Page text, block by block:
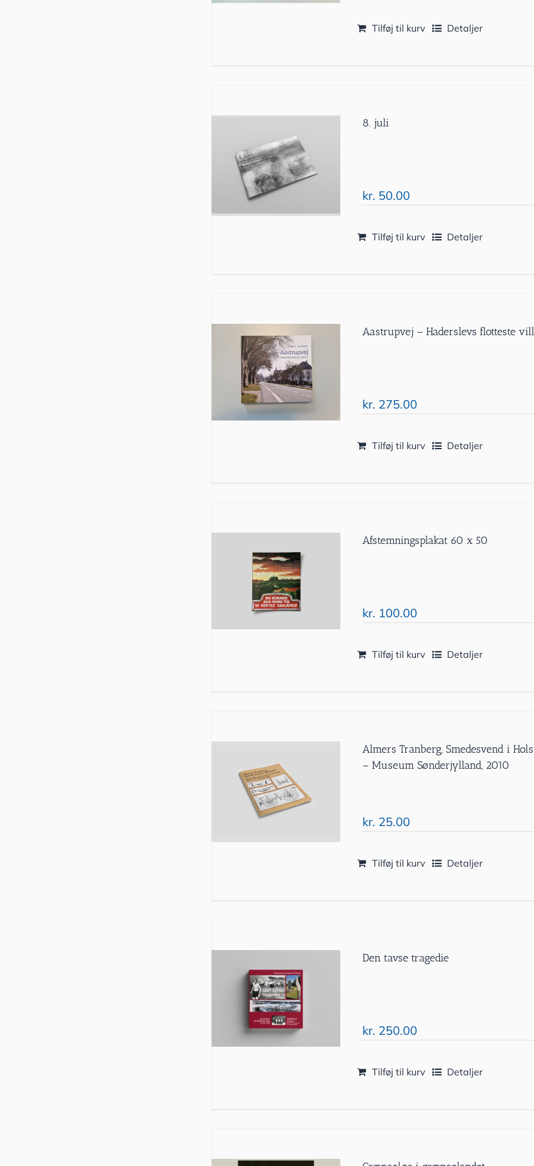
Tilføj til kurv Detaljer
8. juli
kr. 50.00
Tilføj til kurv Detaljer
Aastrupvej – Haderslevs flotteste
kr. 275.00
Tilføj til kurv Detaljer
Afstemningsplakat 60 x 50
kr. 100.00
Tilføj til kurv Detaljer
Almers Tranberg, Smedesvend i
– Museum Sønderjylland, 2010
kr. 25.00
Tilføj til kurv Detaljer
Den tavse tragedie
kr. 250.00
Tilføj til kurv Detaljer